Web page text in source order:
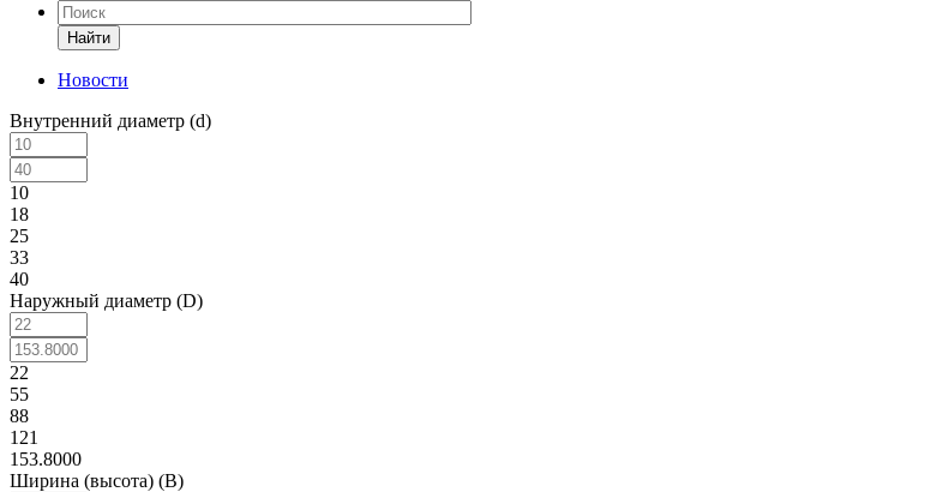
Найти
Новости
Внутренний диаметр (d)
10
18
25
33
40
Наружный диаметр (D)
22
55
88
121
153.8000
Ширина (высота) (B)